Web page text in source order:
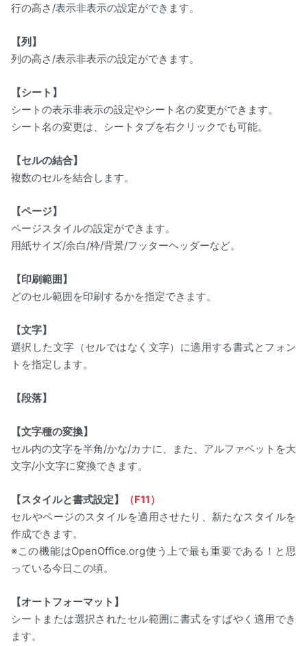
行の高さ/表示非表示の設定ができます。
【列】
列の高さ/表示非表示の設定ができます。
【シート】
シートの表示非表示の設定やシート名の変更ができます。
シート名の変更は、シートタブを右クリックでも可能。
【セルの結合】
複数のセルを結合します。
【ページ】
ページスタイルの設定ができます。
用紙サイズ/余白/枠/背景/フッターヘッダーなど。
【印刷範囲】
どのセル範囲を印刷するかを指定できます。
【文字】
選択した文字（セルではなく文字）に適用する書式とフォン
トを指定します。
【段落】
【文字種の変換】
セル内の文字を半角/かな/カナに、また、アルファベットを大
文字/小文字に変換できます。
【スタイルと書式設定】
（F11）
セルやページのスタイルを適用させたり、新たなスタイルを
作成できます。
※この機能はOpenOffice.org使う上で最も重要である！と思
っている今日この頃。
【オートフォーマット】
シートまたは選択されたセル範囲に書式をすばやく適用でき
ます。